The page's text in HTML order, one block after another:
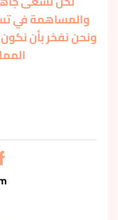
والمساهمة في
ونحن نفخر بأن نكون